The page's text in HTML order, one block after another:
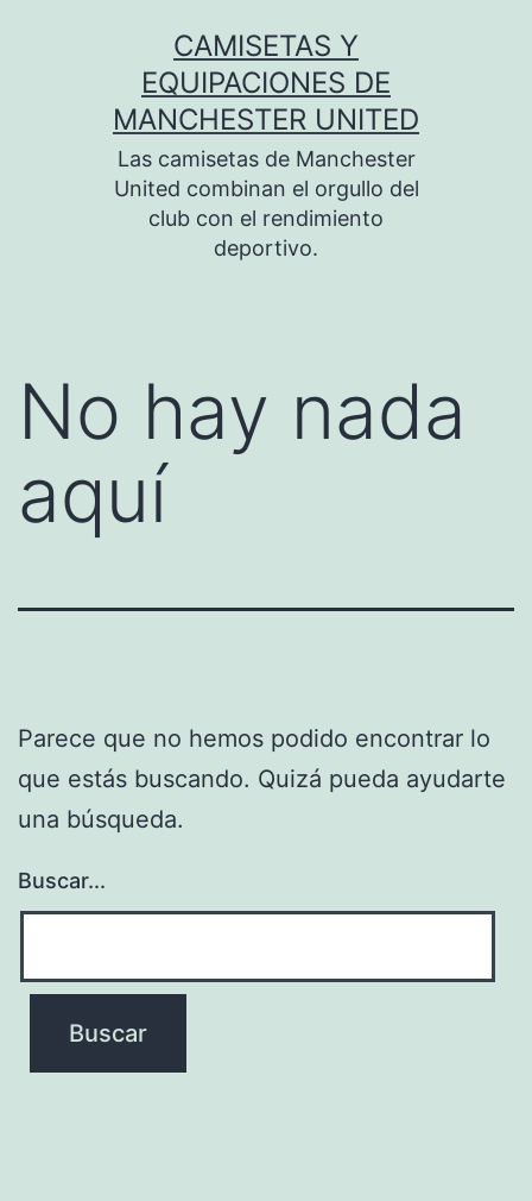
CAMISETAS Y
EQUIPACIONES DE
MANCHESTER UNITED
Las camisetas de Manchester
United combinan el orgullo del
club con el rendimiento
deportivo.
No hay nada
aquí
Parece que no hemos podido encontrar lo
que estás buscando. Quizá pueda ayudarte
una búsqueda.
Buscar...